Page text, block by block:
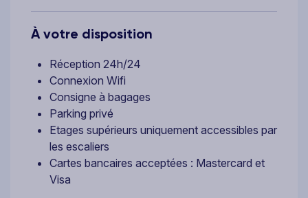
À votre disposition
Réception 24h/24
Connexion Wifi
Consigne à bagages
Parking privé
Etages supérieurs uniquement accessibles par
les escaliers
Cartes bancaires acceptées : Mastercard et
Visa